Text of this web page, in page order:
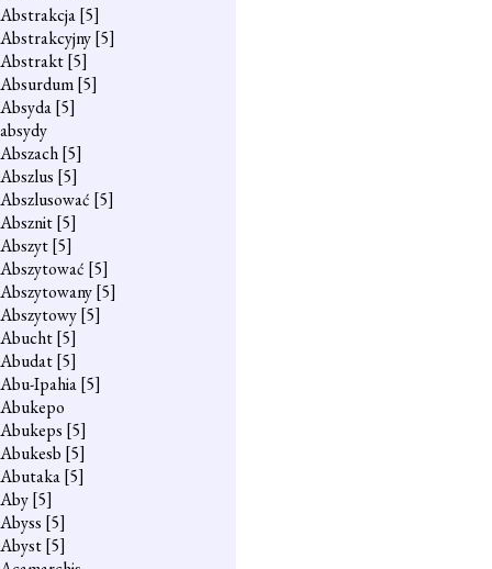
Abstrakcja[5]
Abstrakcyjny[5]
Abstrakt[5]
Absurdum[5]
Absyda[5]
absydy
Abszach[5]
Abszlus [5]
Abszlusować [5]
Absznit[5]
Abszyt[5]
Abszytować [5]
Abszytowany[5]
Abszytowy[5]
Abucht[5]
Abudat[5]
Abu-Ipahia[5]
Abukepo
Abukeps [5]
Abukesb [5]
Abutaka[5]
Aby[5]
Abyss [5]
Abyst[5]